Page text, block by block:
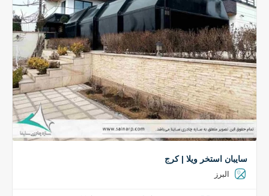
سایبان استخر ویلا | کرج
البرز